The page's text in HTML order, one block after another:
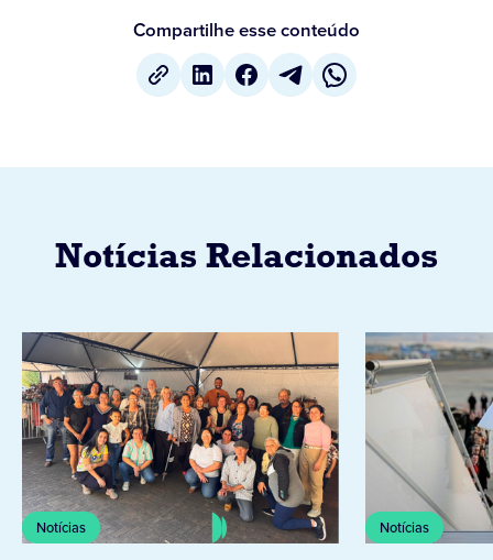
Compartilhe esse conteúdo
Notícias Relacionados
Notícias Notícias